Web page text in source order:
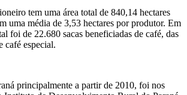
tem uma área total de 840,14 hectares
uma média de 3,53 hectares por produtor. Em
foi de 22.680 sacas beneficiadas de café, das
café especial.
principalmente a partir de 2010, foi nos